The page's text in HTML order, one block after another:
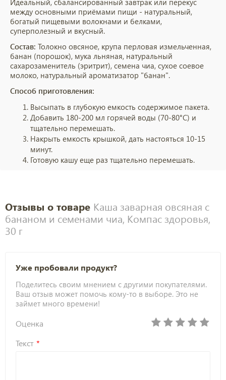
Идеальный, сбалансированный завтрак или перекус
между основными приёмами пищи - натуральный,
богатый пищевыми волокнами и белками,
суперполезный и вкусный.
Состав: Толокно овсяное, крупа перловая измельченная,
банан (порошок), мука льняная, натуральный
сахарозаменитель (эритрит), семена чиа, сухое соевое
молоко, натуральный ароматизатор "банан".
Способ приготовления:
Высыпать в глубокую емкость содержимое пакета.
Добавить 180-200 мл горячей воды (70-80°С) и
тщательно перемешать.
Накрыть емкость крышкой, дать настояться 10-15
минут.
Готовую кашу еще раз тщательно перемешать.
Отзывы о товаре Каша заварная овсяная с
бананом и семенами чиа, Компас здоровья,
30 г
Уже пробовали продукт?
Поделитесь своим мнением с другими покупателями.
Ваш отзыв может помочь кому-то в выборе. Это не
займет много времени!
Оценка
Текст